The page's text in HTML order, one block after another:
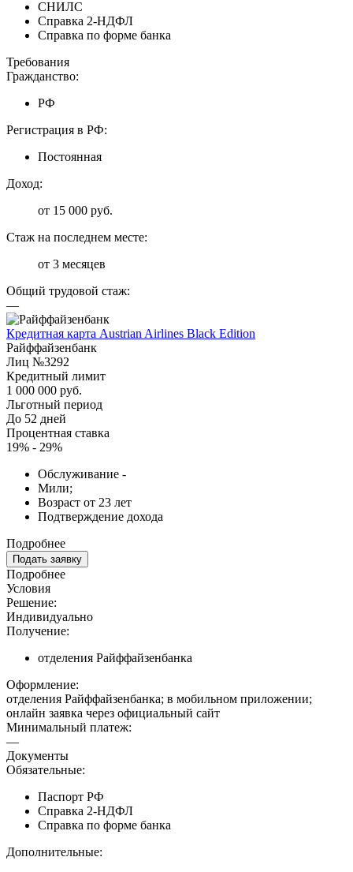
СНИЛС
Справка 2-НДФЛ
Справка по форме банка
Требования
Гражданство:
РФ
Регистрация в РФ:
Постоянная
Доход:
от 15 000 руб.
Стаж на последнем месте:
от 3 месяцев
Общий трудовой стаж:
—
Кредитная карта Austrian Airlines Black Edition
Райффайзенбанк
Лиц №3292
Кредитный лимит
1 000 000 руб.
Льготный период
До 52 дней
Процентная ставка
19% - 29%
Обслуживание -
Мили;
Возраст от 23 лет
Подтверждение дохода
Подробнее
Подать заявку
Подробнее
Условия
Решение:
Индивидуально
Получение:
отделения Райффайзенбанка
Оформление:
отделения Райффайзенбанка; в мобильном приложении;
онлайн заявка через официальный сайт
Минимальный платеж:
—
Документы
Обязательные:
Паспорт РФ
Справка 2-НДФЛ
Справка по форме банка
Дополнительные: